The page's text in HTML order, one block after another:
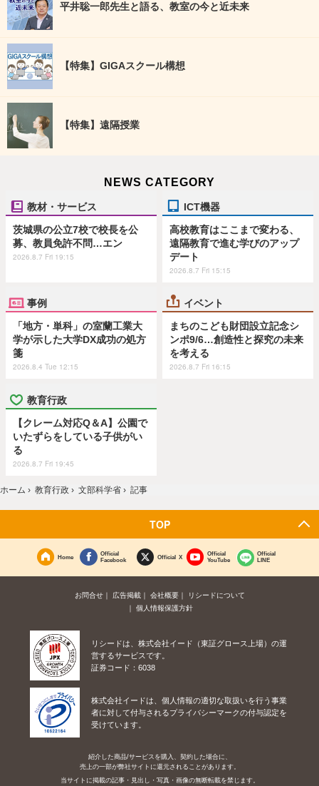
平井聡一郎先生と語る、教室の今と近未来
【特集】GIGAスクール構想
【特集】遠隔授業
NEWS CATEGORY
教材・サービス
茨城県の公立7校で校長を公
募、教員免許不問…エン
2026.8.7 Fri 19:15
ICT機器
高校教育はここまで変わる、
遠隔教育で進む学びのアップ
デート
2026.8.7 Fri 15:15
事例
「地方・単科」の室蘭工業大
学が示した大学DX成功の処方
箋
2026.8.4 Tue 12:15
イベント
まちのこども財団設立記念シ
ンポ9/6…創造性と探究の未来
を考える
2026.8.7 Fri 16:15
教育行政
【クレーム対応Q＆A】公園で
いたずらをしている子供がい
る
2026.8.7 Fri 19:45
ホーム › 教育行政 › 文部科学省 › 記事
TOP
Home
Official
Facebook
Official X
Official
YouTube
Official
LINE
お問合せ 広告掲載 会社概要
リシードについて
個人情報保護方針
リシードは、株式会社イード（東証グロース上場）の運
営するサービスです。
証券コード：6038
株式会社イードは、個人情報の適切な取扱いを行う事業
者に対して付与されるプライバシーマークの付与認定を
受けています。
紹介した商品/サービスを購入、契約した場合に、
売上の一部が弊社サイトに還元されることがあります。
当サイトに掲載の記事・見出し・写真・画像の無断転載を禁じます。